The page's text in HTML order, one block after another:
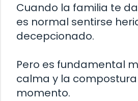
Cuando la familia te
es normal sentirse
decepcionado.
Pero es fundamental
calma y la
momento.